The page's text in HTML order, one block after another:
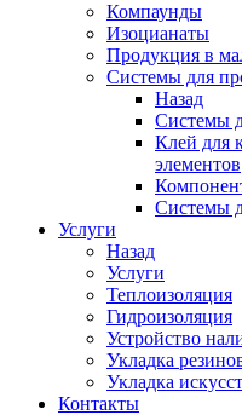
Компаунды
Изоцианаты
Продукция в
Системы для
Назад
Системы
Клей для
элементов
Системы
Услуги
Назад
Услуги
Теплоизоляция
Гидроизоляция
Устройство
Укладка
Укладка
Контакты